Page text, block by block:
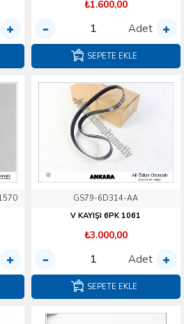
₺1.600,00
Adet
SEPETE EKLE
GS79-6D314-AA
V KAYIŞI 6PK 1061
₺3.000,00
Adet
SEPETE EKLE